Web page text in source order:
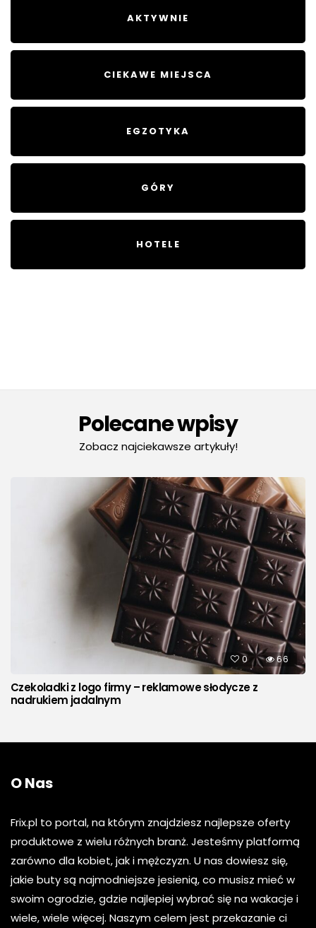
AKTYWNIE
CIEKAWE MIEJSCA
EGZOTYKA
GÓRY
HOTELE
Polecane wpisy
Zobacz najciekawsze artykuły!
0 66
Czekoladki z logo firmy – reklamowe słodycze z
nadrukiem jadalnym
O Nas
Frix.pl to portal, na którym znajdziesz najlepsze oferty
produktowe z wielu różnych branż. Jesteśmy platformą
zarówno dla kobiet, jak i mężczyzn. U nas dowiesz się,
jakie buty są najmodniejsze jesienią, co musisz mieć w
swoim ogrodzie, gdzie najlepiej wybrać się na wakacje i
wiele, wiele więcej. Naszym celem jest przekazanie ci